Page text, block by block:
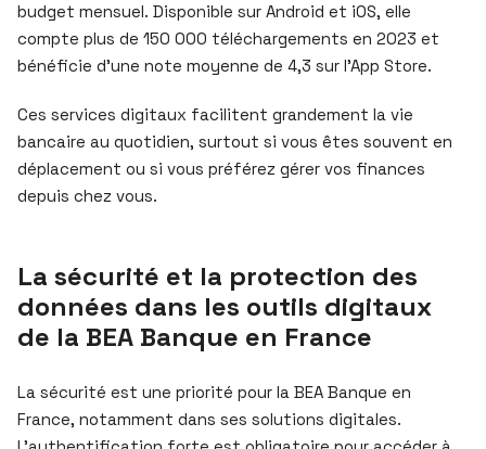
budget mensuel. Disponible sur Android et iOS, elle
compte plus de 150 000 téléchargements en 2023 et
bénéficie d’une note moyenne de 4,3 sur l’App Store.
Ces services digitaux facilitent grandement la vie
bancaire au quotidien, surtout si vous êtes souvent en
déplacement ou si vous préférez gérer vos finances
depuis chez vous.
La sécurité et la protection des
données dans les outils digitaux
de la BEA Banque en France
La sécurité est une priorité pour la BEA Banque en
France, notamment dans ses solutions digitales.